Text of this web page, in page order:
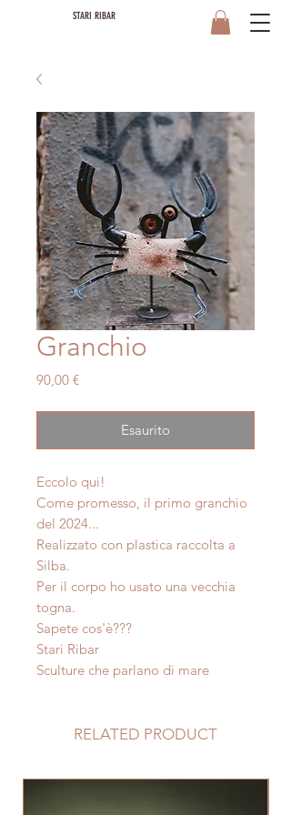
STARI RIBAR
Granchio
90,00 €Prezzo
Esaurito
Eccolo qui!
Come promesso, il primo granchio
del 2024...
Realizzato con plastica raccolta a
Silba.
Per il corpo ho usato una vecchia
togna.
Sapete cos'è???
Stari Ribar
Sculture che parlano di mare
RELATED PRODUCT